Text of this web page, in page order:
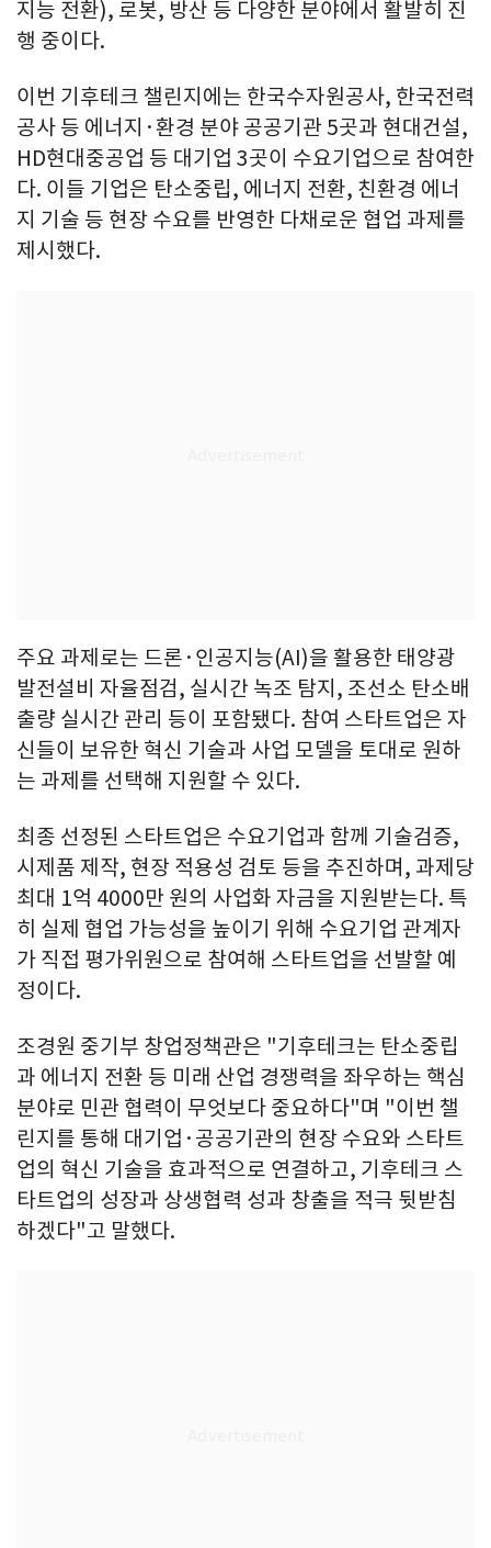
지능 전환), 로봇, 방산 등 다양한 분야에서 활발히 진
행 중이다.
이번 기후테크 챌린지에는 한국수자원공사, 한국전력
공사 등 에너지·환경 분야 공공기관 5곳과 현대건설,
HD현대중공업 등 대기업 3곳이 수요기업으로 참여한
다. 이들 기업은 탄소중립, 에너지 전환, 친환경 에너
지 기술 등 현장 수요를 반영한 다채로운 협업 과제를
제시했다.
주요 과제로는 드론·인공지능(AI)을 활용한 태양광
발전설비 자율점검, 실시간 녹조 탐지, 조선소 탄소배
출량 실시간 관리 등이 포함됐다. 참여 스타트업은 자
신들이 보유한 혁신 기술과 사업 모델을 토대로 원하
는 과제를 선택해 지원할 수 있다.
최종 선정된 스타트업은 수요기업과 함께 기술검증,
시제품 제작, 현장 적용성 검토 등을 추진하며, 과제당
최대 1억 4000만 원의 사업화 자금을 지원받는다. 특
히 실제 협업 가능성을 높이기 위해 수요기업 관계자
가 직접 평가위원으로 참여해 스타트업을 선발할 예
정이다.
조경원 중기부 창업정책관은 "기후테크는 탄소중립
과 에너지 전환 등 미래 산업 경쟁력을 좌우하는 핵심
분야로 민관 협력이 무엇보다 중요하다"며 "이번 챌
린지를 통해 대기업·공공기관의 현장 수요와 스타트
업의 혁신 기술을 효과적으로 연결하고, 기후테크 스
타트업의 성장과 상생협력 성과 창출을 적극 뒷받침
하겠다"고 말했다.